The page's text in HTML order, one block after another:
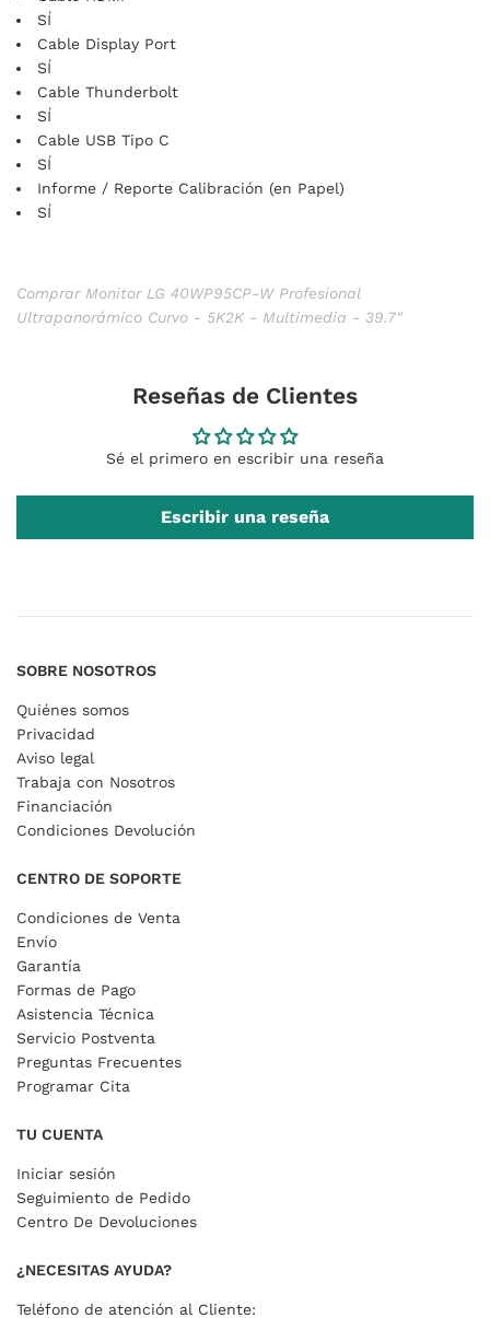
SÍ
Cable Display Port
SÍ
Cable Thunderbolt
SÍ
Cable USB Tipo C
SÍ
Informe / Reporte Calibración (en Papel)
SÍ
Comprar Monitor LG 40WP95CP-W Profesional
Ultrapanorámico Curvo - 5K2K - Multimedia - 39.7"
Reseñas de Clientes
Sé el primero en escribir una reseña
Escribir una reseña
SOBRE NOSOTROS
Quiénes somos
Privacidad
Aviso legal
Trabaja con Nosotros
Financiación
Condiciones Devolución
CENTRO DE SOPORTE
Condiciones de Venta
Envío
Garantía
Formas de Pago
Asistencia Técnica
Servicio Postventa
Preguntas Frecuentes
Programar Cita
TU CUENTA
Iniciar sesión
Seguimiento de Pedido
Centro De Devoluciones
¿NECESITAS AYUDA?
Teléfono de atención al Cliente: